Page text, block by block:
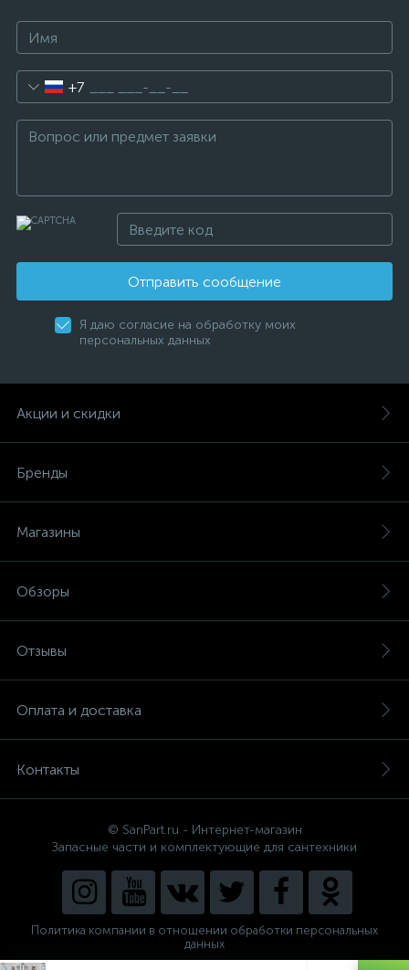
+7
Отправить сообщение
Я даю согласие на обработку моих
персональных данных
Акции и скидки
Бренды
Магазины
Обзоры
Отзывы
Оплата и доставка
Контакты
© SanPart.ru - Интернет-магазин
Запасные части и комплектующие для сантехники
Политика компании в отношении обработки персональных
данных